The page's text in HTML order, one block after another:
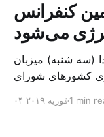
کنفرانس
می‌شود
(سه شنبه) میزبان
کشورهای شورای
در این کنفرانس
۰۴ فوریه ۲۰۱۹1 min